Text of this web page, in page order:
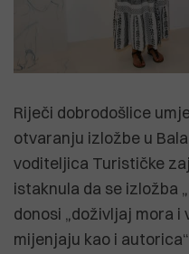
Riječi dobrodošlice
otvaranju izložbe u
voditeljica Turističke
istaknula da se izložba
donosi „doživljaj mora i
mijenjaju kao i